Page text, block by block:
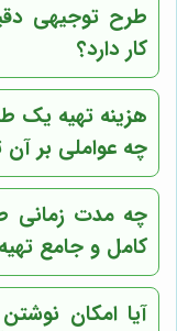
طرح توجیهی
کار دارد؟
هزینه تهیه یک
چه عواملی بر آن
چه مدت زمانی
کامل و جامع
آیا امکان